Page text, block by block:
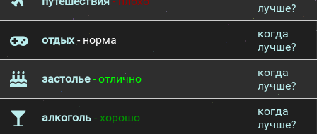
лучше?
отдых- норма
когда
лучше?
застолье- отлично
когда
лучше?
алкоголь - хорошо
когда
лучше?